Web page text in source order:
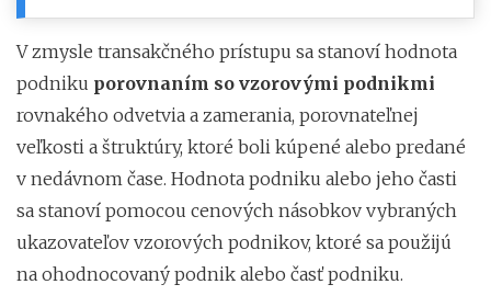
V zmysle transakčného prístupu sa stanoví hodnota
podniku porovnaním so vzorovými podnikmi
rovnakého odvetvia a zamerania, porovnateľnej
veľkosti a štruktúry, ktoré boli kúpené alebo predané
v nedávnom čase. Hodnota podniku alebo jeho časti
sa stanoví pomocou cenových násobkov vybraných
ukazovateľov vzorových podnikov, ktoré sa použijú
na ohodnocovaný podnik alebo časť podniku.